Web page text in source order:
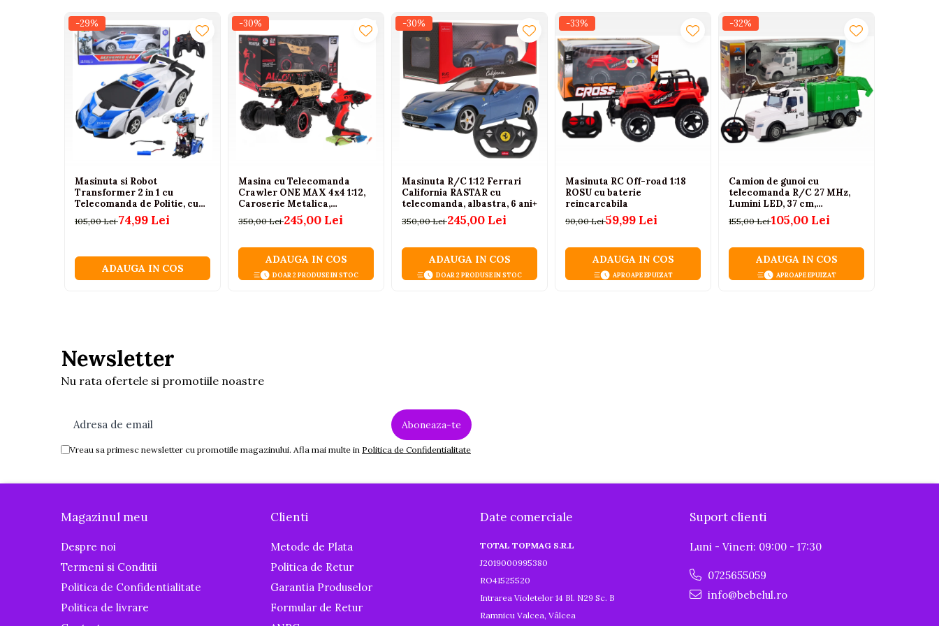
Scaune de masa
Accesorii pentru hranire
Cani, pahare si accesorii
Termometre pentru baie
Aspiratoare nazale si filtre
Olite si reductoare WC
Scutece si accesorii
Pentru Mamici
Igiena si Ingrijire Postnatala
Ingrijire cosmetica mamici
-29%
Masinuta si Robot
Transformer 2 in 1 cu
Telecomanda de Politie, cu
Lumini si Sunete, 3 ani+
105,00 Lei74,99 Lei
ADAUGA IN COS
-30%
Masina cu Telecomanda
Crawler ONE MAX 4x4 1:12,
Caroserie Metalica,
Suspensie cu Arcuri, Roti din
Cauciuc, 2.4GHz, Auriu, 6
350,00 Lei245,00 Lei
ADAUGA IN COS
DOAR 2 PRODUSE IN STOC
-30%
Masinuta R/C 1:12 Ferrari
California RASTAR cu
telecomanda, albastra, 6 ani+
350,00 Lei245,00 Lei
ADAUGA IN COS
DOAR 2 PRODUSE IN STOC
-33%
Masinuta RC Off-road 1:18
ROSU cu baterie
reincarcabila
90,00 Lei59,99 Lei
ADAUGA IN COS
APROAPE EPUIZAT
-32%
Camion de gunoi cu
telecomanda R/C 27 MHz,
Lumini LED, 37 cm,
Alb/Verde, 3+ Ani
155,00 Lei105,00 Lei
ADAUGA IN COS
APROAPE EPUIZAT
Newsletter
Nu rata ofertele si promotiile noastre
Vreau sa primesc newsletter cu promotiile magazinului. Afla mai multe in Politica de Confidentialitate
Magazinul meu
Despre noi
Termeni si Conditii
Politica de Confidentialitate
Politica de livrare
Clienti
Metode de Plata
Politica de Retur
Garantia Produselor
Formular de Retur
Date comerciale
TOTAL TOPMAG S.R.L
J2019000995380
RO41525520
Intrarea Violetelor 14 Bl. N29 Sc. B
Ramnicu Valcea, Vâlcea
Suport clienti
Luni - Vineri: 09:00 - 17:30
0725655059
info@bebelul.ro